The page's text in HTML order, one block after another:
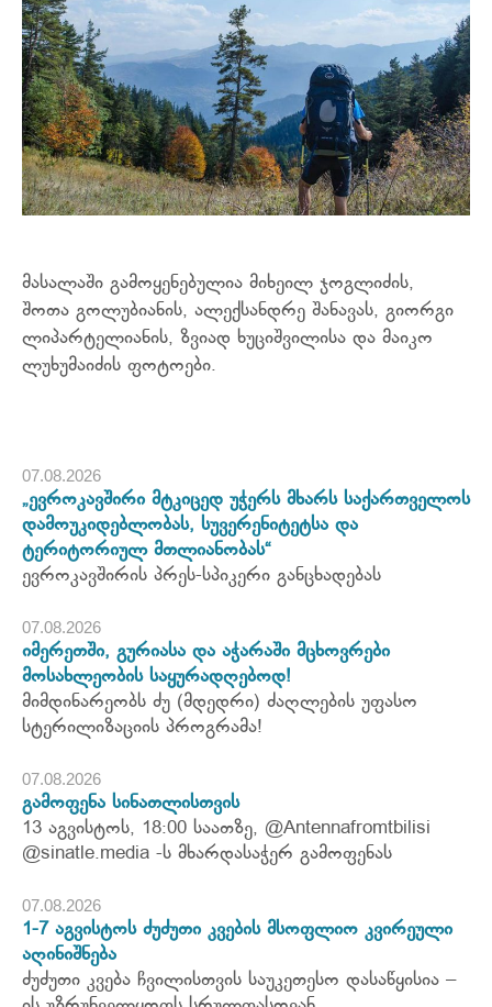
მასალაში გამოყენებულია მიხეილ ჯოგლიძის,
შოთა გოლუბიანის, ალექსანდრე შანავას, გიორგი
ლიპარტელიანის, ზვიად ხუციშვილისა და მაიკო
ლუხუმაიძის ფოტოები.
07.08.2026
„ევროკავშირი მტკიცედ უჭერს მხარს საქართველოს
დამოუკიდებლობას, სუვერენიტეტსა და
ტერიტორიულ მთლიანობას“
ევროკავშირის პრეს-სპიკერი განცხადებას
07.08.2026
იმერეთში, გურიასა და აჭარაში მცხოვრები
მოსახლეობის საყურადღებოდ!
მიმდინარეობს ძუ (მდედრი) ძაღლების უფასო
სტერილიზაციის პროგრამა!
07.08.2026
გამოფენა სინათლისთვის
13 აგვისტოს, 18:00 საათზე, @Antennafromtbilisi
@sinatle.media -ს მხარდასაჭერ გამოფენას
07.08.2026
1-7 აგვისტოს ძუძუთი კვების მსოფლიო კვირეული
აღინიშნება
ძუძუთი კვება ჩვილისთვის საუკეთესო დასაწყისია –